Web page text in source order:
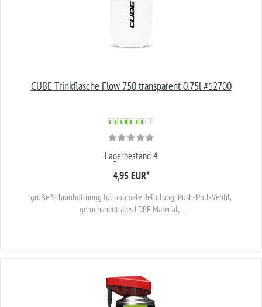
CUBE Trinkflasche Flow 750 transparent 0.75l #12700
Lagerbestand 4
4,95 EUR*
große Schrauböffnung für optimale Befüllung, Push-Pull-Ventil,
geruchsneutrales LDPE Material,...